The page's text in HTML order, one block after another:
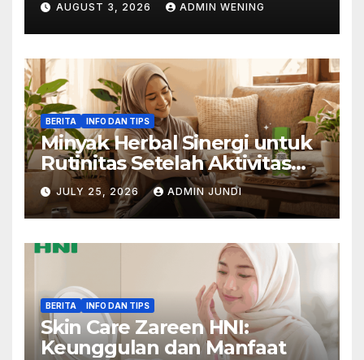
AUGUST 3, 2026 ADMIN WENING
BERITA INFO DAN TIPS
Minyak Herbal Sinergi untuk
Rutinitas Setelah Aktivitas
Padat
JULY 25, 2026 ADMIN JUNDI
BERITA INFO DAN TIPS
Skin Care Zareen HNI:
Keunggulan dan Manfaat